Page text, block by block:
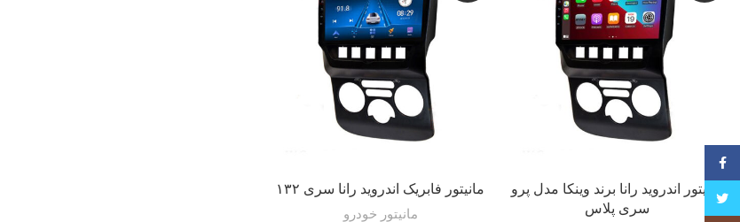
مانیتور اندروید رانا برند وینکا مدل پرو
سری پلاس
مانیتور فابریک اندروید رانا سری ۱۳۲
مانیتور خودرو
تویتر